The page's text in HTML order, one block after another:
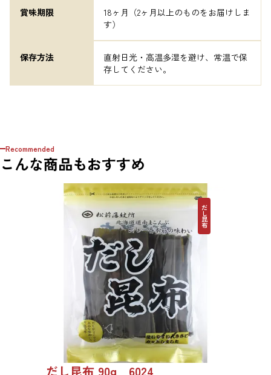
賞味期限
18ヶ月（2ヶ月以上のものをお届けしま
す）
保存方法
直射日光・高温多湿を避け、常温で保
存してください。
Recommended
こんな商品もおすすめ
だし昆布
だし昆布 90g 6024